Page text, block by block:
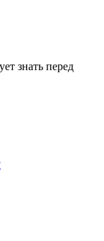
знать перед